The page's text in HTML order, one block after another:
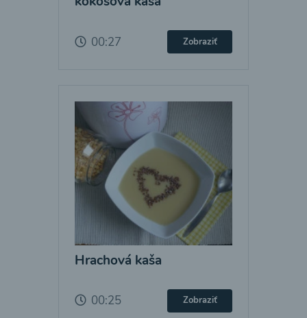
00:27 Zobraziť
Hrachová kaša
00:25 Zobraziť